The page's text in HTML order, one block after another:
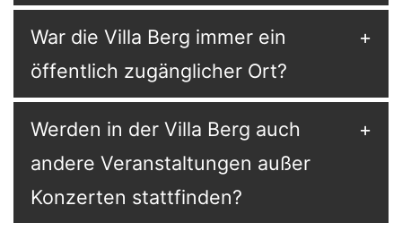
War die Villa Berg immer ein
öffentlich zugänglicher Ort?
Werden in der Villa Berg auch
andere Veranstaltungen außer
Konzerten stattfinden?